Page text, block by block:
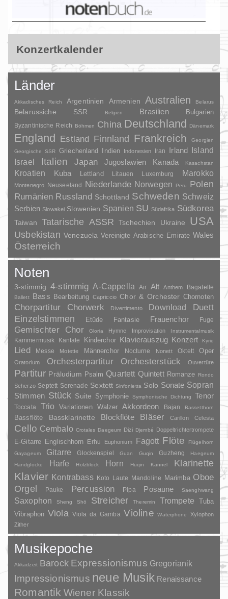
Konzertkalender
Länder
Akkadisches Reich Argentinien Armenien Australien Belarus
Belarussiche SSR Belgien Brasilien Bulgarien
Byzantinische Reich Böhmen China Deutschland Dänemark
England Estland Finnland Frankreich
Georgien
Georgische SSR
Griechenland Indien Indonesien Iran Irland
Island
Israel
Italien Japan Jugoslawien Kanada Kasachstan
Kroatien Kuba Lettland Litauen Luxemburg Marokko
Montenegro Neuseeland Niederlande Norwegen Peru
Polen
Rumänien Russland Schottland Schweden Schweiz
Serbien Slowakei Slowenien Spanien SU Südafrika Südkorea
Taiwan Tatarische ASSR Tschechien Ukraine USA
Usbekistan Venezuela Vereinigte Arabische Emirate Wales
Österreich
Noten
3-stimmig 4-stimmig A-Cappella Air Alt Anthem Bagatelle
Ballett Bass Bearbeitung Capriccio Chor & Orchester Chornoten
Chorpartitur Chorwerk Divertimento Download
Duett
Einzelstimmen
Etüde Fantasie Frauenchor Fuge
Gemischter Chor Gloria Hymne Improvisation Instrumentalmusik
Kammermusik Kantate Kinderchor Klavierauszug Konzert Kyrie
Lied Messe Motette Männerchor Nocturne Nonett Oktett Oper
Oratorium Orchesterpartitur Orchesterstück Ouvertüre
Partitur Präludium Psalm Quartett Quintett Romanze Rondo
Scherzo Septett Serenade Sextett Sinfonietta Solo Sonate Sopran
Stimmen Stück Suite Symphonie Symphonische Dichtung Tenor
Toccata Trio Variationen Walzer Akkordeon Bajan Bassetthorn
Bassflöte Bassklarinette Blockflöte Bläser Carillon Celesta
Cello Cembalo Crotales Daegeum Dizi Djembé Doppeltrichtertrompete
E-Gitarre Englischhorn Erhu Euphonium Fagott Flöte
Flügelhorn
Gayageum
Gitarre Glockenspiel Guan Guqin Guzheng
Haegeum
Handglocke
Harfe Holzblock Horn Huqin Kannel Klarinette
Klavier Kontrabass Koto Laute Mandoline Marimba Oboe
Orgel Pauke Percussion Pipa Posaune Saenghwang
Saxophon Sheng Shō Streicher Theremin Trompete
Tuba
Vibraphon Viola Viola da Gamba Violine Waterphone
Xylophon
Zither
Musikepoche
Akkadzeit Barock Expressionismus Gregorianik
Impressionismus neue Musik Renaissance
Romantik Wiener Klassik